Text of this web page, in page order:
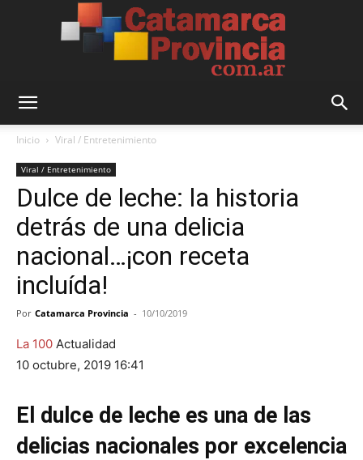
Provincia
Inicio Viral / Entretenimiento
Viral / Entretenimiento
Dulce de leche: la historia
detrás de una delicia
nacional…¡con receta
incluída!
Por Catamarca Provincia - 10/10/2019
La 100 Actualidad
10 octubre, 2019 16:41
El dulce de leche es una de las
delicias nacionales por excelencia